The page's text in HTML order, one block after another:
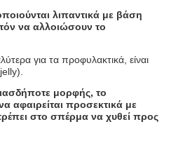
λιπαντικά με βάση
να αλλοιώσουν το
για τα προφυλακτικά, είναι
μορφής, το
αφαιρείται προσεκτικά με
στο σπέρμα να χυθεί προς